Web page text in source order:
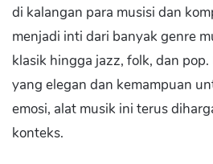
di kalangan para musisi dan
menjadi inti dari banyak genre
klasik hingga jazz, folk, dan
yang elegan dan kemampuan
emosi, alat musik ini terus
konteks.